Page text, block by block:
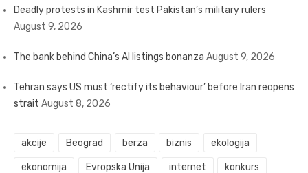
Deadly protests in Kashmir test Pakistan’s military rulers
August 9, 2026
The bank behind China’s AI listings bonanza August 9, 2026
Tehran says US must ‘rectify its behaviour’ before Iran reopens
strait August 8, 2026
akcije Beograd berza biznis ekologija
ekonomija Evropska Unija internet konkurs